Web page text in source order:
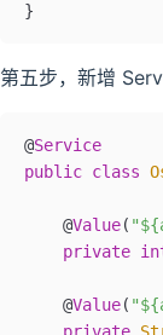
}
第五步，新增
@Service
public class
    @
Value(
    private
    @
Value(